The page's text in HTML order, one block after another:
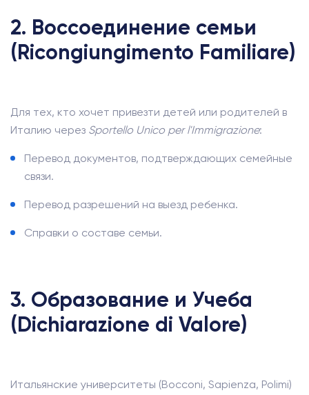
2. Воссоединение семьи
(Ricongiungimento Familiare)
Для тех, кто хочет привезти детей или родителей в
Италию через Sportello Unico per l'Immigrazione:
Перевод документов, подтверждающих семейные
связи.
Перевод разрешений на выезд ребенка.
Справки о составе семьи.
3. Образование и Учеба
(Dichiarazione di Valore)
Итальянские университеты (Bocconi, Sapienza, Polimi)